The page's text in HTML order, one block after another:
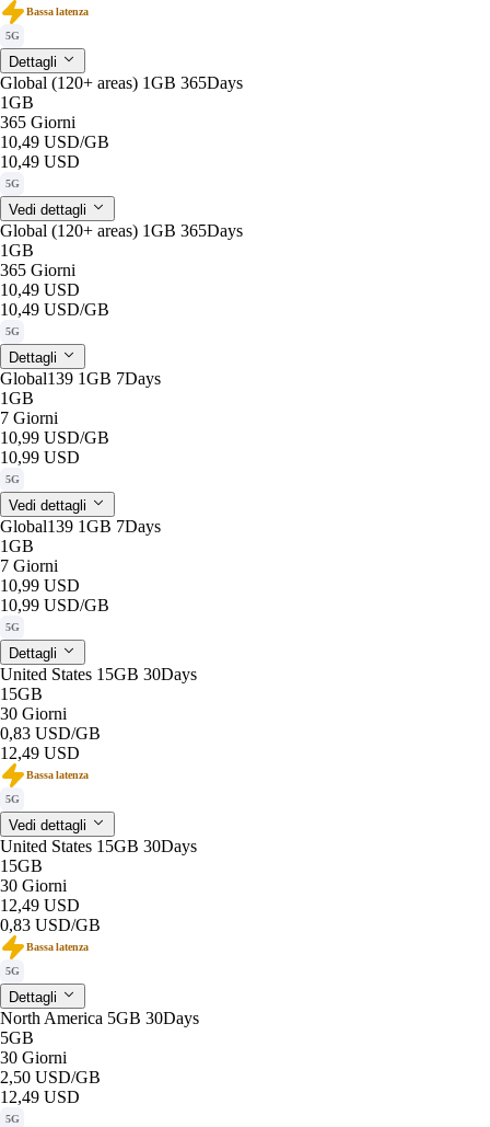
Bassa latenza
5G
Dettagli
Global (120+ areas) 1GB 365Days
1GB
365 Giorni
10,49 USD/GB
10,49 USD
5G
Vedi dettagli
Global (120+ areas) 1GB 365Days
1GB
365 Giorni
10,49 USD
10,49 USD/GB
5G
Dettagli
Global139 1GB 7Days
1GB
7 Giorni
10,99 USD/GB
10,99 USD
5G
Vedi dettagli
Global139 1GB 7Days
1GB
7 Giorni
10,99 USD
10,99 USD/GB
5G
Dettagli
United States 15GB 30Days
15GB
30 Giorni
0,83 USD/GB
12,49 USD
Bassa latenza
5G
Vedi dettagli
United States 15GB 30Days
15GB
30 Giorni
12,49 USD
0,83 USD/GB
Bassa latenza
5G
Dettagli
North America 5GB 30Days
5GB
30 Giorni
2,50 USD/GB
12,49 USD
5G